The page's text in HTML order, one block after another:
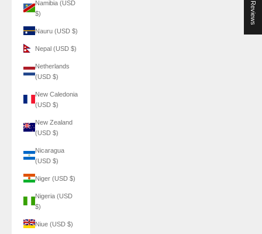
Namibia (USD
$)
Nauru (USD $)
Nepal (USD $)
Netherlands
(USD $)
New Caledonia
(USD $)
New Zealand
(USD $)
Nicaragua
(USD $)
Niger (USD $)
Nigeria (USD
$)
Niue (USD $)
★ Reviews